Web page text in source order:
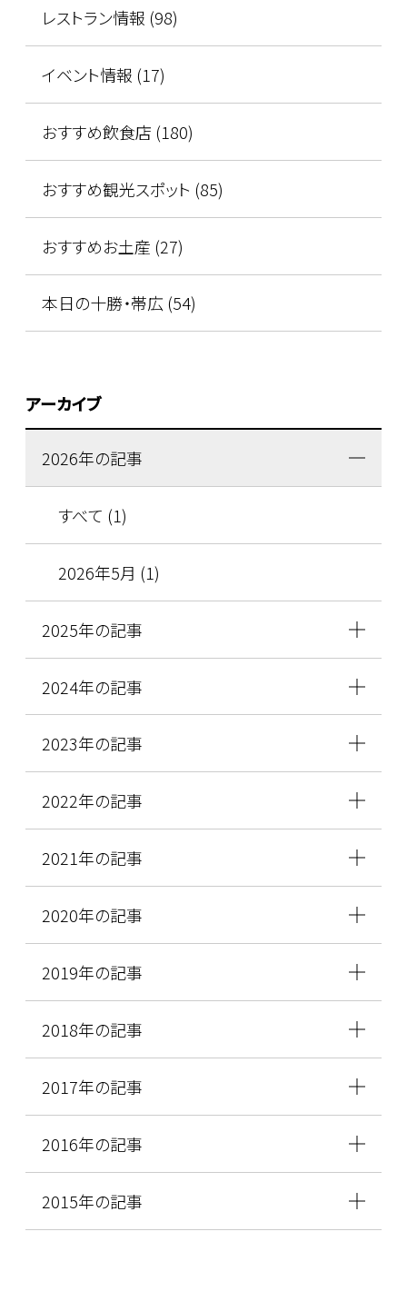
レストラン情報 (98)
イベント情報 (17)
おすすめ飲食店 (180)
おすすめ観光スポット (85)
おすすめお土産 (27)
本日の十勝・帯広 (54)
アーカイブ
2026年の記事
すべて (1)
2026年5月 (1)
2025年の記事
2024年の記事
2023年の記事
2022年の記事
2021年の記事
2020年の記事
2019年の記事
2018年の記事
2017年の記事
2016年の記事
2015年の記事